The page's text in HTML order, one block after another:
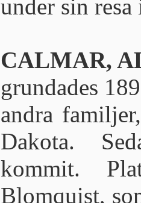
under sin
CALMAR,
grundades
andra
Dakota.
kommit.
Blomquist,